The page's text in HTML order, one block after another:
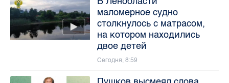
маломерное судно
столкнулось с матрасом,
на котором находились
двое детей
Сегодня, 8:59